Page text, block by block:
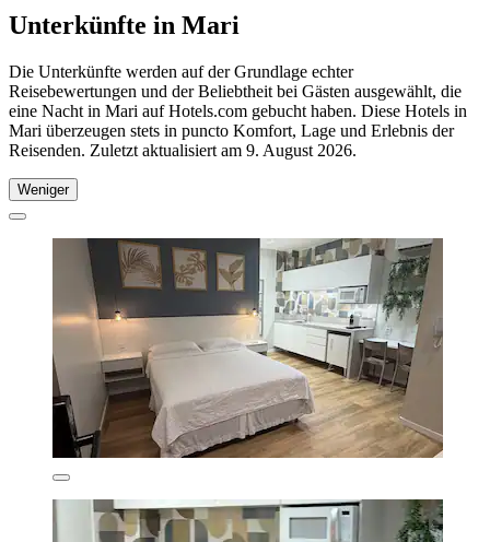
Unterkünfte in Mari
Die Unterkünfte werden auf der Grundlage echter
Reisebewertungen und der Beliebtheit bei Gästen ausgewählt, die
eine Nacht in Mari auf Hotels.com gebucht haben. Diese Hotels in
Mari überzeugen stets in puncto Komfort, Lage und Erlebnis der
Reisenden. Zuletzt aktualisiert am 9. August 2026.
Weniger